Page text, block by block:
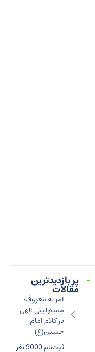
پر بازدیدترین
مقالات
امر به معروف؛
مسئولیتی الهی
در کلام امام
حسین(ع)
ثبت‌نام 9000 نفر